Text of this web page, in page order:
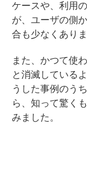
ケースや、利用
が、ユーザの側
合も少なくありま
また、かつて使
と消滅している
うした事例のう
ら、知って驚く
みました。